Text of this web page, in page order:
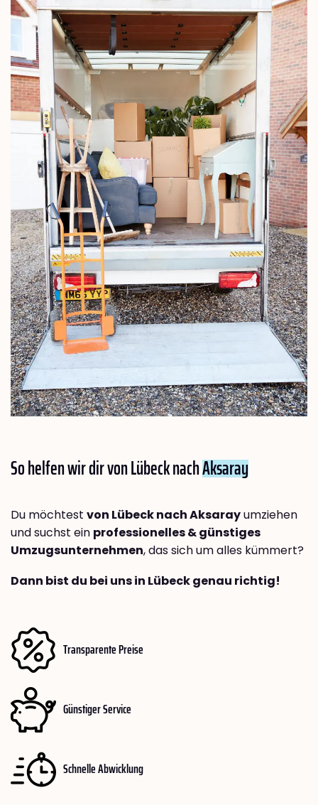
So helfen wir dir von Lübeck nachAksaray
Du möchtest von Lübeck nach Aksarayumziehen
und suchst ein professionelles & günstiges
Umzugsunternehmen, das sich um alles kümmert?
Dann bist du bei uns in Lübeck genau richtig!
Transparente Preise
Günstiger Service
Schnelle Abwicklung